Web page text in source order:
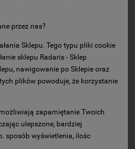
przez nas?
Sklepu. Tego typu pliki cookie
sklepu Radaris - Sklep
nawigowanie po Sklepie oraz
plików powoduje, że korzystanie
zapamiętanie Twoich
ulepszone, bardziej
sposób wyświetlenia, ilośc